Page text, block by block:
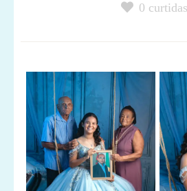
0 curtidas